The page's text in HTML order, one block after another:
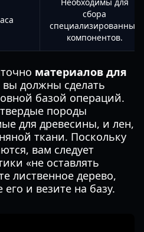
сбора
специализированных
компонентов.
материалов для
вы должны сделать
базой операций.
породы
для древесины, и лен,
ткани. Поскольку
вам следует
«не оставлять
лиственное дерево,
и везите на базу.